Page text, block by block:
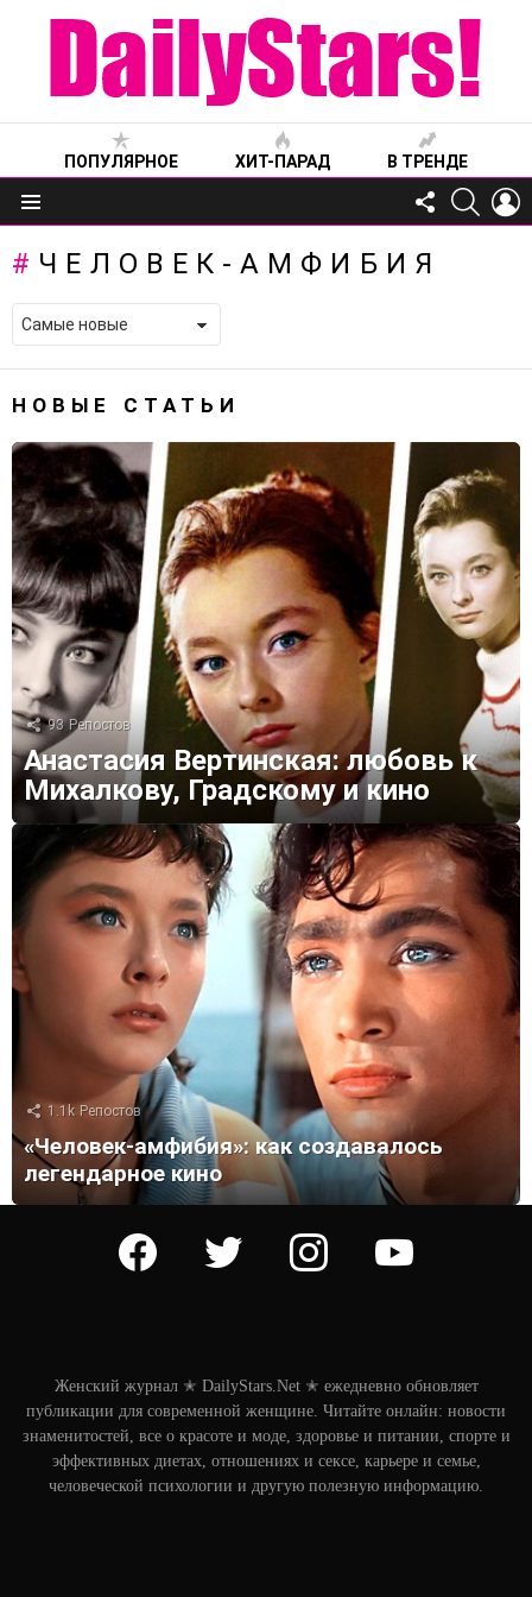
ПОПУЛЯРНОЕ ХИТ-ПАРАД В ТРЕНДЕ
Меню
FOLLOW
US
ЧЕЛОВЕК-АМФИБИЯ
НОВЫЕ СТАТЬИ
93 Репостов
Анастасия Вертинская: любовь к
Михалкову, Градскому и кино
1.1k Репостов
«Человек-амфибия»: как создавалось
легендарное кино
facebook twitter instagram youtube
Женский журнал ✭ DailyStars.Net ✭ ежедневно обновляет
публикации для современной женщине. Читайте онлайн: новости
знаменитостей, все о красоте и моде, здоровье и питании, спорте и
эффективных диетах, отношениях и сексе, карьере и семье,
человеческой психологии и другую полезную информацию.